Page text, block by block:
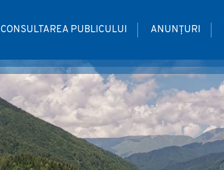
CONSULTAREA PUBLICULUI ANUNȚURI